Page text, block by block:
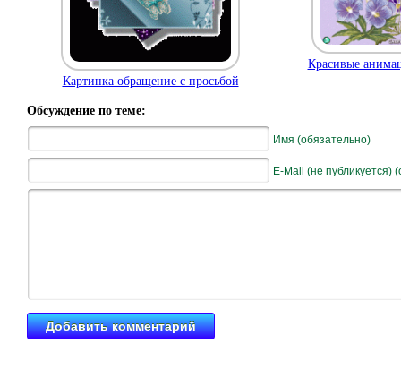
Картинка обращение с просьбой
Красивые
Обсуждение по теме:
Имя (обязательно)
E-Mail (не публикуется)